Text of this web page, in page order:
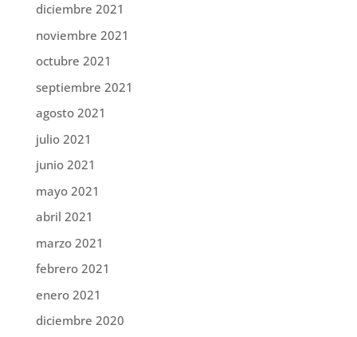
diciembre 2021
noviembre 2021
octubre 2021
septiembre 2021
agosto 2021
julio 2021
junio 2021
mayo 2021
abril 2021
marzo 2021
febrero 2021
enero 2021
diciembre 2020